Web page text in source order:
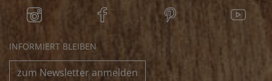
INFORMIERT BLEIBEN
zum Newsletter anmelden